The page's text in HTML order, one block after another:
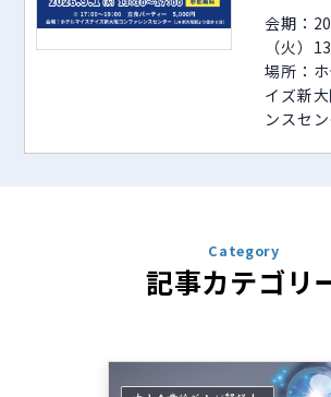
会期：
（火）
場所：
イズ新
ンスセ
記事カテゴリ
Category